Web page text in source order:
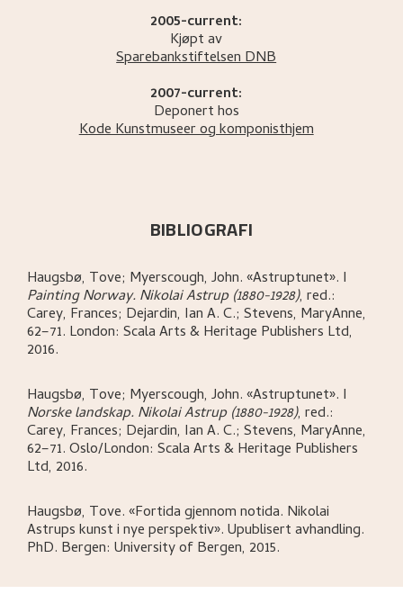
2005-current:
Kjøpt av
Sparebankstiftelsen DNB
2007-current:
Deponert hos
Kode Kunstmuseer og komponisthjem
BIBLIOGRAFI
Haugsbø, Tove; Myerscough, John.«Astruptunet». I
Painting Norway. Nikolai Astrup (1880-1928), red.:
Carey, Frances; Dejardin, Ian A. C.; Stevens, MaryAnne,
62–71. London: Scala Arts & Heritage Publishers Ltd,
2016.
Haugsbø, Tove; Myerscough, John.«Astruptunet». I
Norske landskap. Nikolai Astrup (1880-1928), red.:
Carey, Frances; Dejardin, Ian A. C.; Stevens, MaryAnne,
62–71.Oslo/London: Scala Arts & Heritage Publishers
Ltd, 2016.
Haugsbø, Tove.«Fortida gjennom notida. Nikolai
Astrups kunst i nye perspektiv».Upublisert avhandling.
PhD. Bergen: University of Bergen, 2015.